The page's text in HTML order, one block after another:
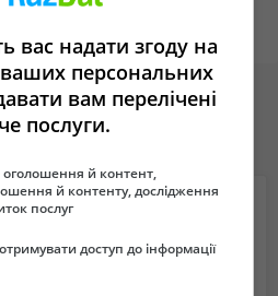
0677729777 ; 0487719304 .
вас надати згоду на
персональних
вам перелічені
послуги.
оголошення й контент,
й контенту, дослідження
послуг
доступ до інформації